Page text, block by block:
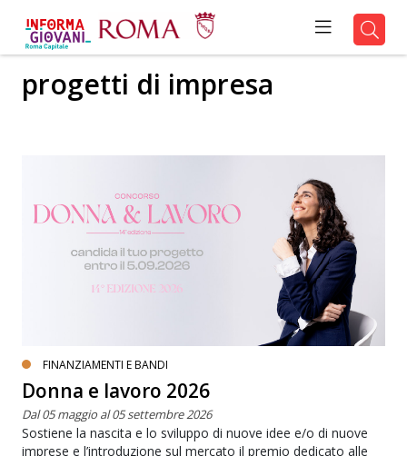
progetti di impresa
FINANZIAMENTI E BANDI
Donna e lavoro 2026
Dal 05 maggio al 05 settembre 2026
Sostiene la nascita e lo sviluppo di nuove idee e/o di nuove
imprese e l’introduzione sul mercato il premio dedicato alle